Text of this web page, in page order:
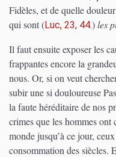
Fidèles, et de quelle
qui sont(Luc, 23, 44.)les
Il faut ensuite exposer les
frappantes encore la
nous. Or, si on veut
subir une si douloureuse
la faute héréditaire de nos
crimes que les hommes
monde jusqu’à ce jour,
consommation des siècles.